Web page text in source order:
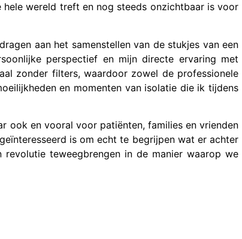
wereld treft en nog steeds onzichtbaar is voor
aan het samenstellen van de stukjes van een
perspectief en mijn directe ervaring met
zonder filters, waardoor zowel de professionele
en momenten van isolatie die ik tijdens
ook en vooral voor patiënten, families en vrienden
is om echt te begrijpen wat er achter
teweegbrengen in de manier waarop we